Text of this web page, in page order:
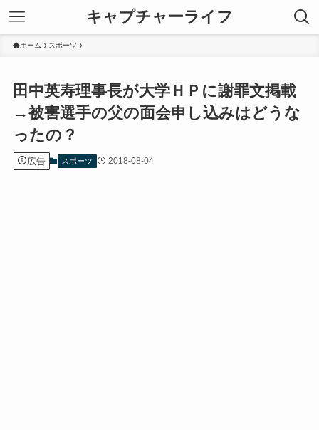
キャプチャーライフ
ホーム スポーツ
田中英寿理事長が大学ＨＰに謝罪文掲載
→被害選手の父の面会申し込みはどうな
ったの？
広告 スポーツ 2018-08-04